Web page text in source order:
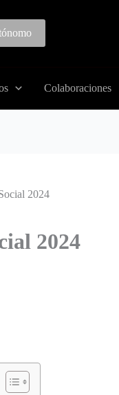
Colaboraciones
2024
2024